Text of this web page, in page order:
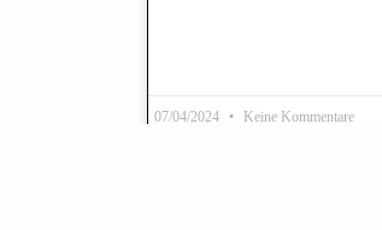
07/04/2024 Keine Kommentare